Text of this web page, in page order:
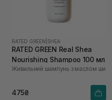
RATED GREEN SHEA
RATED GREEN Real Shea
Nourishing Shampoo 100 мл
Живильний шампунь з маслом ши
475₴